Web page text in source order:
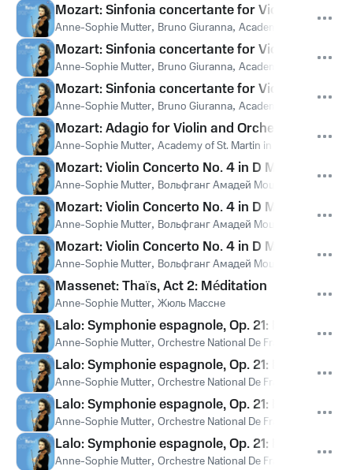
Mozart: Sinfonia concertante for Violin and
Anne-Sophie Mutter, Bruno Giuranna, Academy of St. Martin
Mozart: Sinfonia concertante for Violin and
Anne-Sophie Mutter, Bruno Giuranna, Academy of St. Martin
Mozart: Sinfonia concertante for Violin and
Anne-Sophie Mutter, Bruno Giuranna, Academy of St. Martin
Mozart: Adagio for Violin and Orchestra in E
Anne-Sophie Mutter, Academy of St. Martin in the Fields
Mozart: Violin Concerto No. 4 in D Major, K. 218:
Anne-Sophie Mutter, Вольфганг Амадей Моцарт
Mozart: Violin Concerto No. 4 in D Major, K.
Anne-Sophie Mutter, Вольфганг Амадей Моцарт
Mozart: Violin Concerto No. 4 in D Major, K.
Anne-Sophie Mutter, Вольфганг Амадей Моцарт
Massenet: Thaïs, Act 2: Méditation
Anne-Sophie Mutter, Жюль Массне
Lalo: Symphonie espagnole, Op. 21: I. Allegro
Anne-Sophie Mutter, Orchestre National De France
Lalo: Symphonie espagnole, Op. 21: II.
Anne-Sophie Mutter, Orchestre National De France
Lalo: Symphonie espagnole, Op. 21: III.
Anne-Sophie Mutter, Orchestre National De France
Lalo: Symphonie espagnole, Op. 21: IV. Andante
Anne-Sophie Mutter, Orchestre National De France